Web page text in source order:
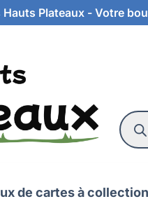
Hauts Plateaux - Votre
de cartes à